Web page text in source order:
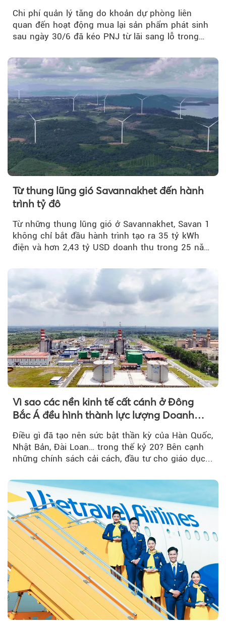
Chi phí quản lý tăng do khoản dự phòng liên
quan đến hoạt động mua lại sản phẩm phát sinh
sau ngày 30/6 đã kéo PNJ từ lãi sang lỗ trong
Từ thung lũng gió Savannakhet đến hành
trình tỷ đô
Từ những thung lũng gió ở Savannakhet, Savan 1
không chỉ bắt đầu hành trình tạo ra 35 tỷ kWh
điện và hơn 2,43 tỷ USD doanh thu trong 25 năm
Vì sao các nền kinh tế cất cánh ở Đông
Bắc Á đều hình thành lực lượng Doanh
Điều gì đã tạo nên sức bật thần kỳ của Hàn Quốc,
Nhật Bản, Đài Loan… trong thế kỷ 20? Bên cạnh
những chính sách cải cách, đầu tư cho giáo dục...